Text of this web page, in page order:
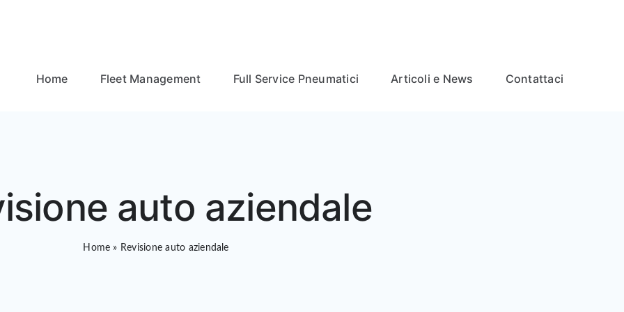
Home Fleet Management Full Service Pneumatici Articoli e News Contattaci
auto aziendale
Home » Revisione auto aziendale